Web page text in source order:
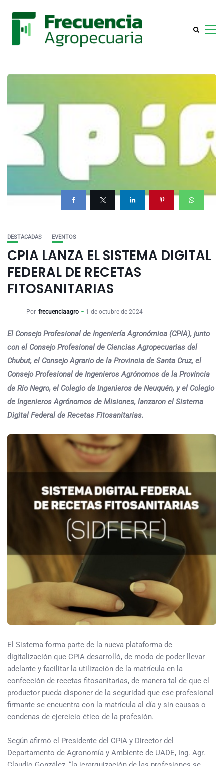
DESTACADAS EVENTOS
CPIA LANZA EL SISTEMA DIGITAL
FEDERAL DE RECETAS
FITOSANITARIAS
Por frecuenciaagro 1 de octubre de 2024
El Consejo Profesional de Ingeniería Agronómica (CPIA), junto
con el Consejo Profesional de Ciencias Agropecuarias del
Chubut, el Consejo Agrario de la Provincia de Santa Cruz, el
Consejo Profesional de Ingenieros Agrónomos de la Provincia
de Río Negro, el Colegio de Ingenieros de Neuquén, y el Colegio
de Ingenieros Agrónomos de Misiones, lanzaron el Sistema
Digital Federal de Recetas Fitosanitarias.
El Sistema forma parte de la nueva plataforma de
digitalización que CPIA desarrolló, de modo de poder llevar
adelante y facilitar la utilización de la matrícula en la
confección de recetas fitosanitarias, de manera tal de que el
productor pueda disponer de la seguridad que ese profesional
firmante se encuentra con la matrícula al día y sin causas o
condenas de ejercicio ético de la profesión.
Según afirmó el Presidente del CPIA y Director del
Departamento de Agronomía y Ambiente de UADE, Ing. Agr.